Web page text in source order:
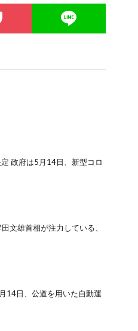
政府は5月14日、新型コロ
文雄首相が注力している、
14日、公道を用いた自動運